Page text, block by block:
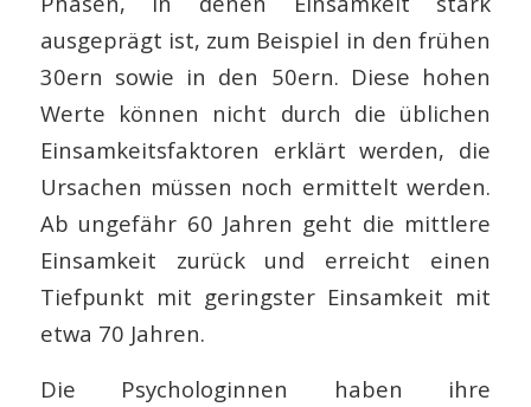
ausgeprägt ist, zum Beispiel in den frühen
30ern sowie in den 50ern. Diese hohen
Werte können nicht durch die üblichen
Einsamkeitsfaktoren erklärt werden, die
Ursachen müssen noch ermittelt werden.
Ab ungefähr 60 Jahren geht die mittlere
Einsamkeit zurück und erreicht einen
Tiefpunkt mit geringster Einsamkeit mit
etwa 70 Jahren.
Die Psychologinnen haben ihre